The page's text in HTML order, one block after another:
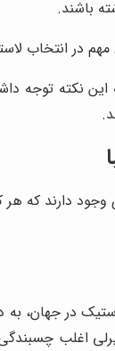
باشند.
مهم در انتخاب
این نکته توجه
وجود دارند که
در جهان،
اغلب